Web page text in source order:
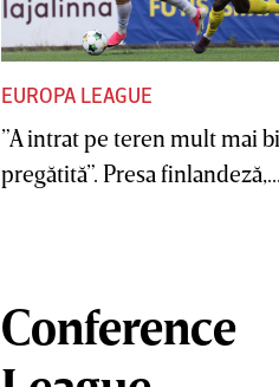
EUROPA LEAGUE
”A intrat pe teren mult mai
pregătită”. Presa
Conference